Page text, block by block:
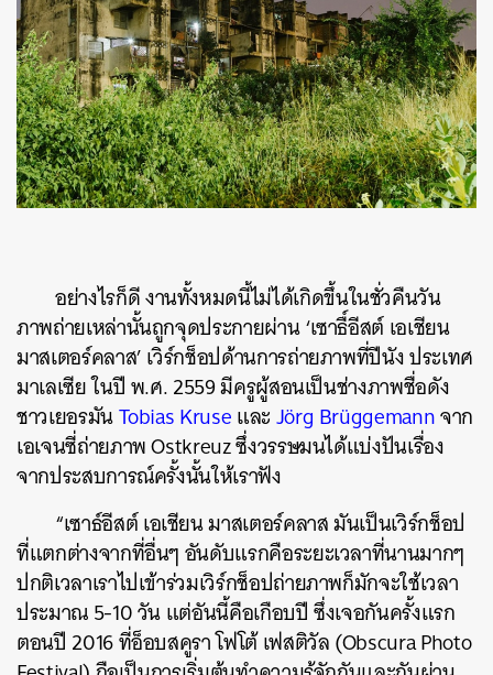
อย่างไรก็ดี งานทั้งหมดนี้ไม่ได้เกิดขึ้นในชั่วคืนวัน
ภาพถ่ายเหล่านั้นถูกจุดประกายผ่าน ‘เซาธื์อีสต์ เอเชียน
มาสเตอร์คลาส’ เวิร์กช็อปด้านการถ่ายภาพที่ปีนัง ประเทศ
มาเลเซีย ในปี พ.ศ. 2559 มีครูผู้สอนเป็นช่างภาพชื่อดัง
ชาวเยอรมันTobias KruseและJörg Brüggemannจาก
เอเจนซี่ถ่ายภาพ Ostkreuz ซึ่งวรรษมนได้แบ่งปันเรื่อง
จากประสบการณ์ครั้งนั้นให้เราฟัง
“เซาธ์อีสต์ เอเชียน มาสเตอร์คลาส มันเป็นเวิร์กช็อป
ที่แตกต่างจากที่อื่นๆ อันดับแรกคือระยะเวลาที่นานมากๆ
ปกติเวลาเราไปเข้าร่วมเวิร์กช็อปถ่ายภาพก็มักจะใช้เวลา
ประมาณ 5-10 วัน แต่อันนี้คือเกือบปี ซึ่งเจอกันครั้งแรก
ตอนปี 2016 ที่อ็อบสคูรา โฟโต้ เฟสติวัล (Obscura Photo